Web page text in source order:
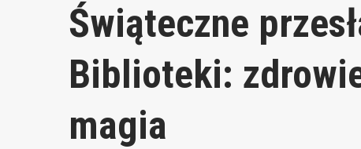
Świąteczne
Biblioteki:
magia